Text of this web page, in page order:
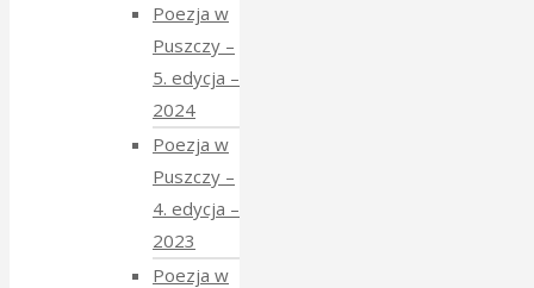
Poezja w
Puszczy –
5. edycja –
2024
Poezja w
Puszczy –
4. edycja –
2023
Poezja w